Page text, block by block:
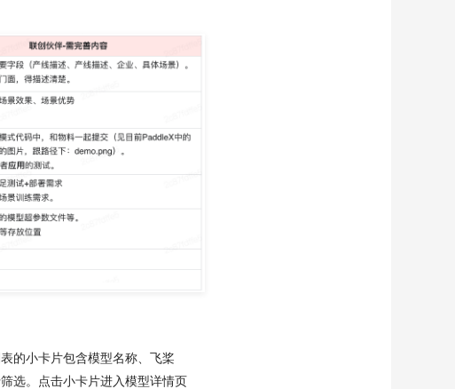
的小卡片包含模型名称、飞桨
选。点击小卡片进入模型详情页